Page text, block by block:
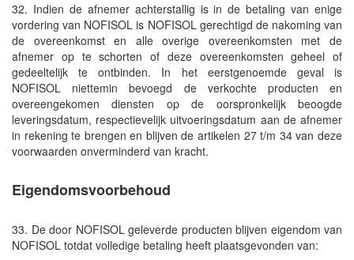
32. Indien de afnemer achterstallig is in de betaling van enige
vordering van NOFISOL is NOFISOL gerechtigd de nakoming van
de overeenkomst en alle overige overeenkomsten met de
afnemer op te schorten of deze overeenkomsten geheel of
gedeeltelijk te ontbinden. In het eerstgenoemde geval is
NOFISOL niettemin bevoegd de verkochte producten en
overeengekomen diensten op de oorspronkelijk beoogde
leveringsdatum, respectievelijk uitvoeringsdatum aan de afnemer
in rekening te brengen en blijven de artikelen 27 t/m 34 van deze
voorwaarden onverminderd van kracht.
Eigendomsvoorbehoud
33. De door NOFISOL geleverde producten blijven eigendom van
NOFISOL totdat volledige betaling heeft plaatsgevonden van: